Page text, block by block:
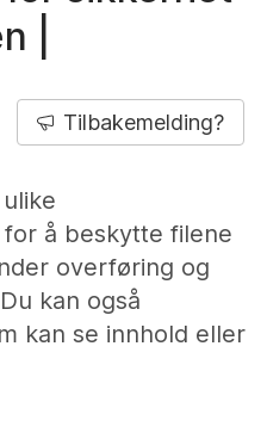
|
Tilbakemelding?
å beskytte filene
overføring og
kan også
kan se innhold eller